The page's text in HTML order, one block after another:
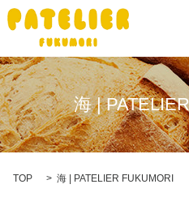
海 |
TOP 海 | PATELIER FUKUMORI